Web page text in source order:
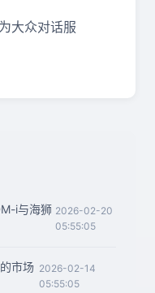
大众对话服
i与海狮 2026-02-20
05:55:05
市场 2026-02-14
05:55:05